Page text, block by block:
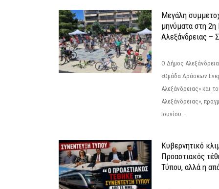
Μεγάλη
μηνύματα στη
Αλεξάνδρειας –
Ο Δήμος
«Ομάδα Δράσεων
Αλεξάνδρειας» και
Αλεξάνδρειας»,
Ιουνίου...
Κυβερνητικό
Προαστιακός
Τύπου, αλλά η